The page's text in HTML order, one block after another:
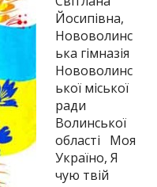
Йосипівна,
Нововолинс
ька гімназія
Нововолинс
ької міської
ради
Волинської
області Моя
Україно, Я
чую твій